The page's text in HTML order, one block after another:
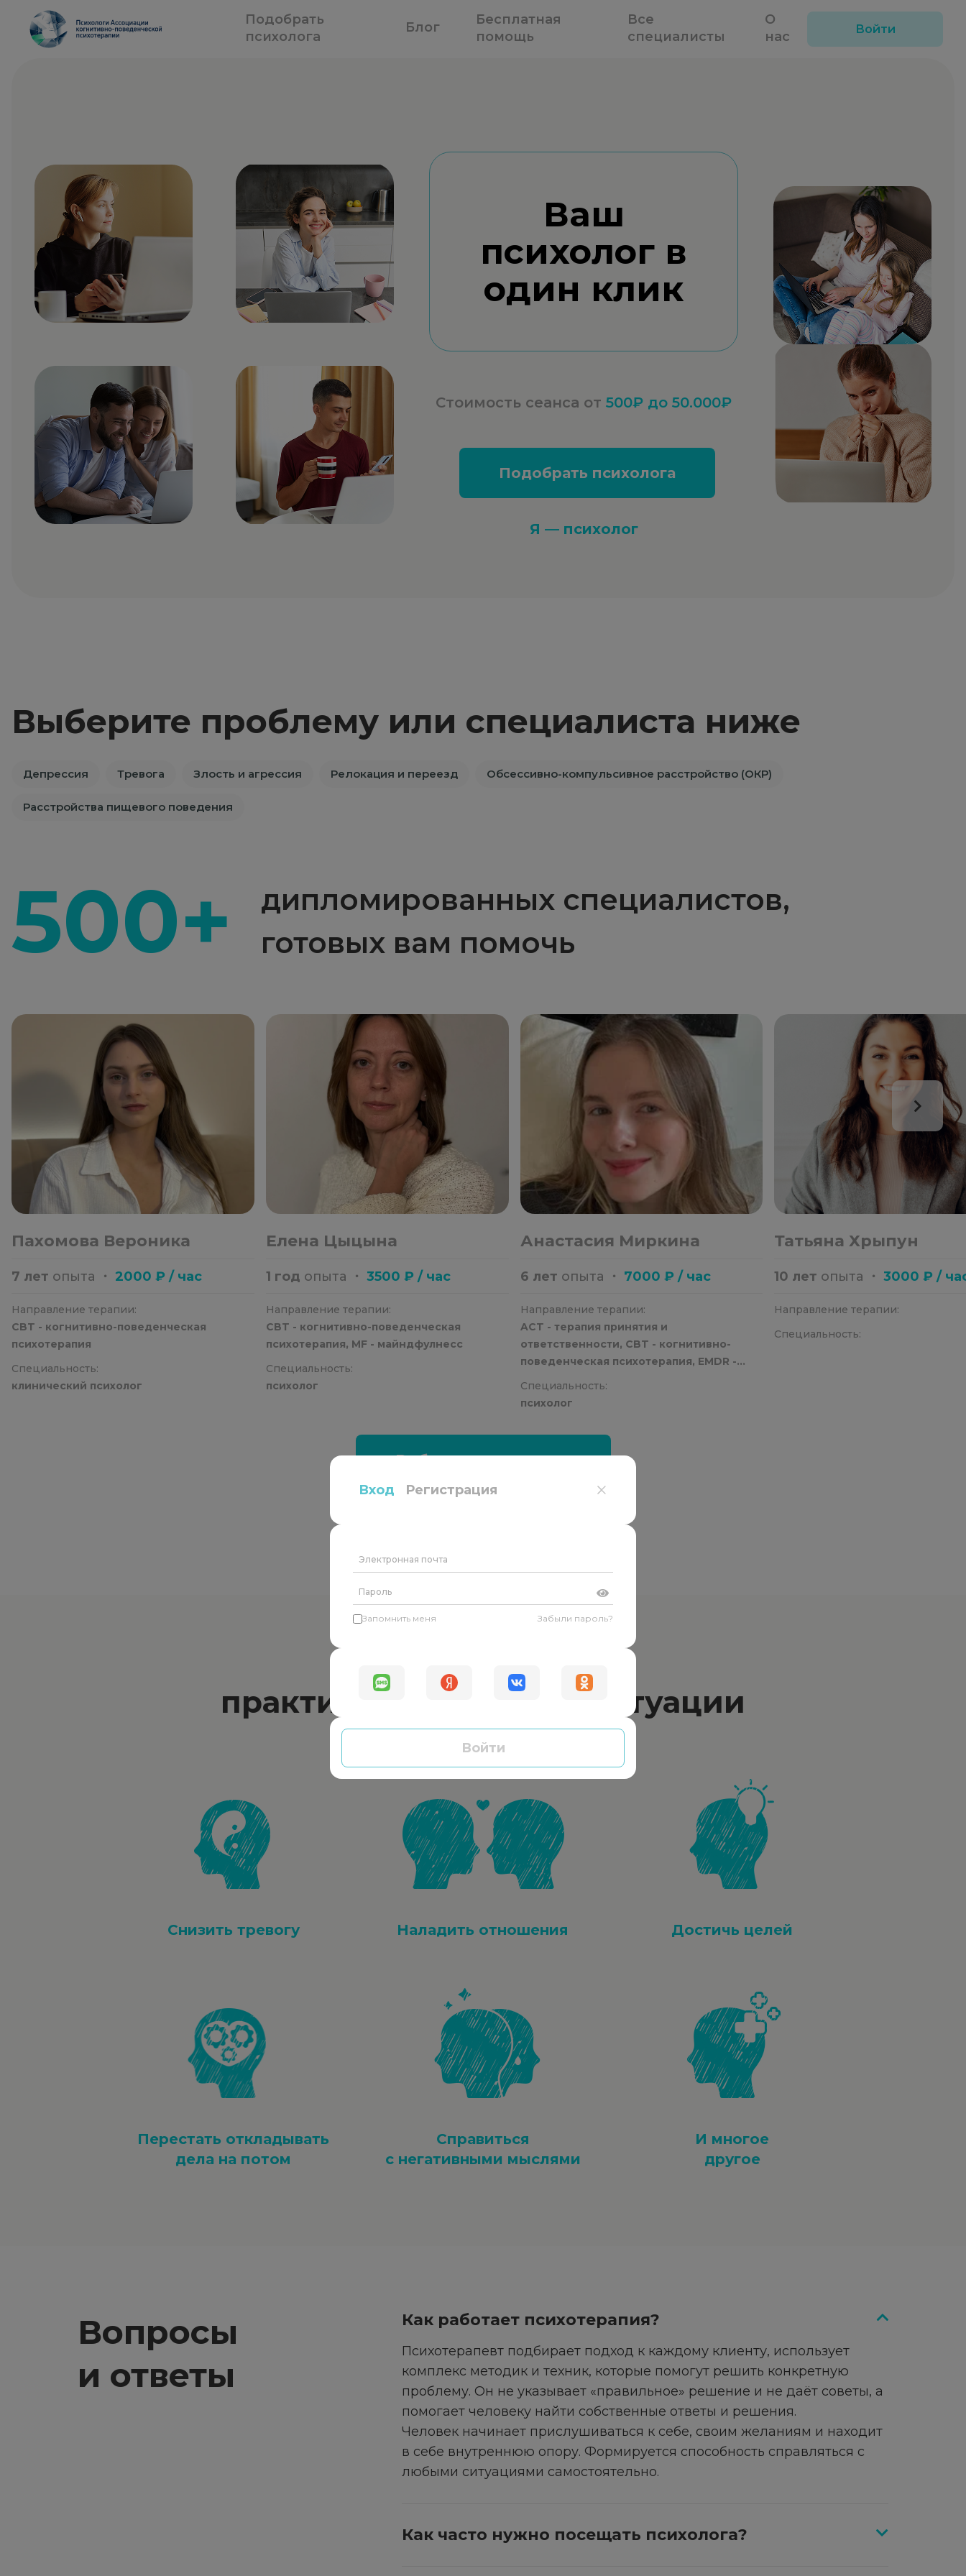
Подобрать
психолога
Блог Бесплатная
помощь
Все
специалисты
О
нас Войти
Ваш
психолог в
один клик
Стоимость сеанса от 500₽ до 50.000₽
Подобрать психолога
Я — психолог
Выберите проблему или специалиста ниже
Депрессия Тревога Злость и агрессия Релокация и переезд Обсессивно-компульсивное расстройство (ОКР)
Расстройства пищевого поведения
500+
дипломированных специалистов,
готовых вам помочь
Пахомова Вероника
7 лет опыта ・ 2000 ₽ / час
Направление терапии:
CBT - когнитивно-поведенческая
психотерапия
Специальность:
клинический психолог
Елена Цыцына
1 год опыта ・ 3500 ₽ / час
Направление терапии:
CBT - когнитивно-поведенческая
психотерапия, MF - майндфулнесс
Специальность:
психолог
Анастасия Миркина
6 лет опыта ・ 7000 ₽ / час
Направление терапии:
ACT - терапия принятия и
ответственности, CBT - когнитивно-
поведенческая психотерапия, EMDR -
Специальность:
психолог
Татьяна Хрыпун
10 лет опыта ・ 3000 ₽ /
Направление терапии:
Специальность:
Выбрать специалиста
практически в любой ситуации
Снизить тревогу Наладить отношения Достичь целей
Перестать откладывать
дела на потом
Справиться
с негативными мыслями
И многое
другое
Вопросы
и ответы
Как работает психотерапия?
Психотерапевт подбирает подход к каждому клиенту, использует
комплекс методик и техник, которые помогут решить конкретную
проблему. Он не указывает «правильное» решение и не даёт советы, а
помогает человеку найти собственные ответы и решения.
Человек начинает прислушиваться к себе, своим желаниям и находит
в себе внутреннюю опору. Формируется способность справляться с
любыми ситуациями самостоятельно.
Как часто нужно посещать психолога?
Вход Регистрация
Запомнить меня Забыли пароль?
Войти